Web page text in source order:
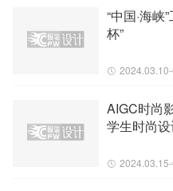
“中国·海峡
杯”
AIGC时尚
学生时尚